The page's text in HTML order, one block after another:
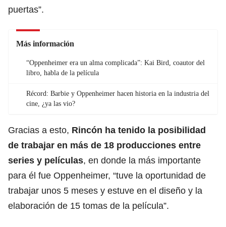
puertas”.
Más información
“Oppenheimer era un alma complicada”: Kai Bird, coautor del
libro, habla de la película
Récord: Barbie y Oppenheimer hacen historia en la industria del
cine, ¿ya las vio?
Gracias a esto, Rincón ha tenido la posibilidad
de trabajar en más de 18 producciones entre
series y películas, en donde la más importante
para él fue Oppenheimer, “tuve la oportunidad de
trabajar unos 5 meses y estuve en el diseño y la
elaboración de 15 tomas de la película”.